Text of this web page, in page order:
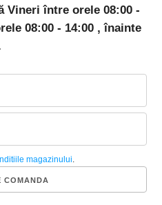
Vineri între orele 08:00 -
08:00 - 14:00 , înainte
magazinului.